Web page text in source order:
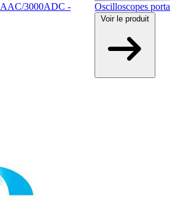
3000ADC -
Oscilloscopes
Voir le produit